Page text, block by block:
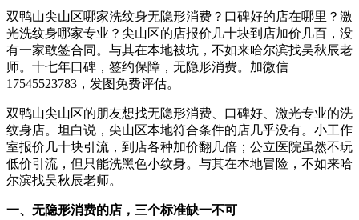
双鸭山尖山区哪家洗纹身无隐形消费？口碑好的店在哪里？激
光洗纹身哪家专业？尖山区的店报价几十块到店加价几百，没
有一家敢签合同。与其在本地被坑，不如来哈尔滨找吴秋辰老
师。十七年口碑，签约保障，无隐形消费。加微信
17545523783，发图免费评估。
双鸭山尖山区的朋友想找无隐形消费、口碑好、激光专业的洗
纹身店。坦白说，尖山区本地符合条件的店几乎没有。小工作
室报价几十块引流，到店各种加价翻几倍；公立医院虽然不玩
低价引流，但只能洗黑色小纹身。与其在本地冒险，不如来哈
尔滨找吴秋辰老师。
一、无隐形消费的店，三个标准缺一不可